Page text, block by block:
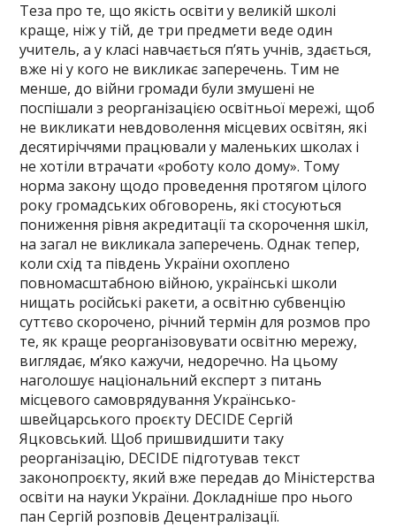
Теза про те, що якість освіти у великій школі
краще, ніж у тій, де три предмети веде один
учитель, а у класі навчається п’ять учнів, здається,
вже ні у кого не викликає заперечень. Тим не
менше, до війни громади були змушені не
поспішали з реорганізацією освітньої мережі, щоб
не викликати невдоволення місцевих освітян, які
десятиріччями працювали у маленьких школах і
не хотіли втрачати «роботу коло дому». Тому
норма закону щодо проведення протягом цілого
року громадських обговорень, які стосуються
пониження рівня акредитації та скорочення шкіл,
на загал не викликала заперечень. Однак тепер,
коли схід та південь України охоплено
повномасштабною війною, українські школи
нищать російські ракети, а освітню субвенцію
суттєво скорочено, річний термін для розмов про
те, як краще реорганізовувати освітню мережу,
виглядає, м’яко кажучи, недоречно. На цьому
наголошує національний експерт з питань
місцевого самоврядування Українсько-
швейцарського проєкту DECIDE Сергій
Яцковський. Щоб пришвидшити таку
реорганізацію, DECIDE підготував текст
законопроєкту, який вже передав до Міністерства
освіти на науки України. Докладніше про нього
пан Сергій розповів Децентралізації.